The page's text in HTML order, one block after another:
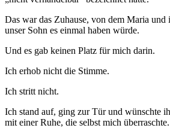
Das war das Zuhause, von dem Maria und
unser Sohn es einmal haben würde.
Und es gab keinen Platz für mich darin.
Ich erhob nicht die Stimme.
Ich stritt nicht.
Ich stand auf, ging zur Tür und wünschte
mit einer Ruhe, die selbst mich überraschte.